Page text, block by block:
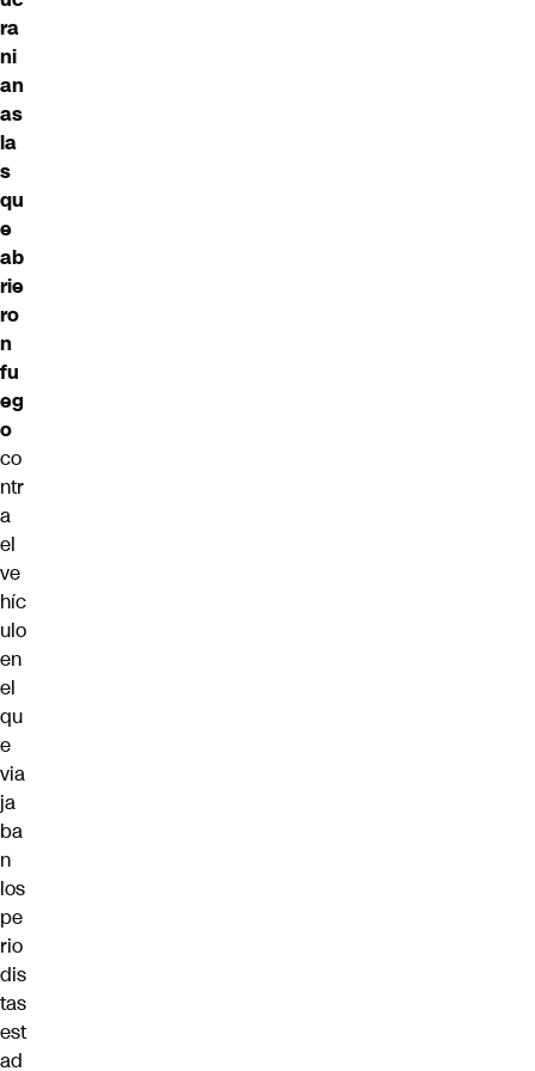
ra
ni
an
as
la
s
qu
e
ab
rie
ro
n
fu
eg
o
co
ntr
a
el
ve
híc
ulo
en
el
qu
e
via
ja
ba
n
los
pe
rio
dis
tas
est
ad